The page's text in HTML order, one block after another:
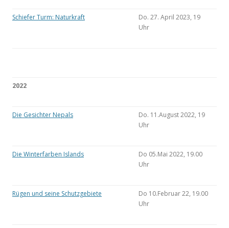
Schiefer Turm: Naturkraft
Do. 27. April 2023, 19
Uhr
2022
Die Gesichter Nepals
Do. 11.August 2022, 19
Uhr
Die Winterfarben Islands
Do 05.Mai 2022, 19.00
Uhr
Rügen und seine Schutzgebiete
Do 10.Februar 22, 19.00
Uhr